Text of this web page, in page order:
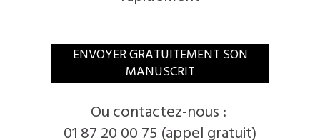
ENVOYER GRATUITEMENT SON
MANUSCRIT
Ou contactez-nous :
01 87 20 00 75 (appel gratuit)